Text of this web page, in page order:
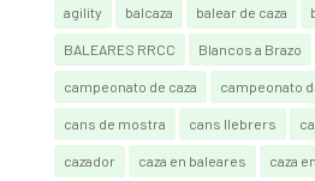
agility balcaza balear de caza
BALEARES RRCC Blancos a Brazo
campeonato de caza campeonato
cans de mostra cans llebrers
cazador caza en baleares caza